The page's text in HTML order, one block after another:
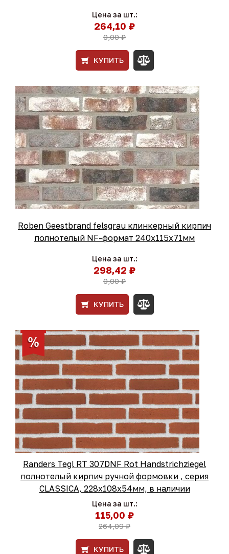
Цена за шт.:
264,10 ₽
0,00 ₽
КУПИТЬ
Roben Geestbrand felsgrau клинкерный кирпич
полнотелый NF-формат 240x115x71мм
Цена за шт.:
298,42 ₽
0,00 ₽
КУПИТЬ
Randers Tegl RT 307DNF Rot Handstrichziegel
полнотелый кирпич ручной формовки , серия
CLASSICA, 228x108x54мм, в наличии
Цена за шт.:
115,00 ₽
264,09 ₽
КУПИТЬ